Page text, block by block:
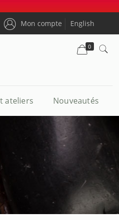
Mon compte English
ateliers Nouveautés
0